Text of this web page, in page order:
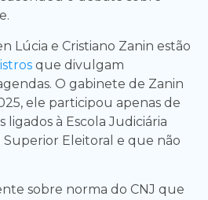
Lúcia e Cristiano Zanin estão
que divulgam
O gabinete de Zanin
ele participou apenas de
ligados à Escola Judiciária
Eleitoral e que não
sobre norma do CNJ que